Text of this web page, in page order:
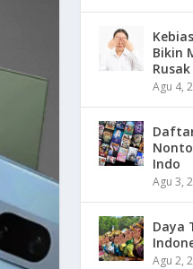
Bikin
Rusak
Agu 4,
Indo
Agu 3,
Daya
Agu 2,